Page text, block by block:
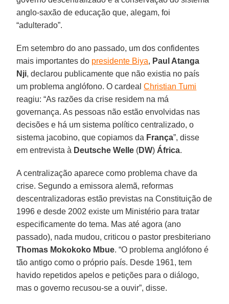
anglo-saxão de educação que, alegam, foi
“adulterado”.
Em setembro do ano passado, um dos confidentes
mais importantes do presidente Biya, Paul Atanga
Nji, declarou publicamente que não existia no país
um problema anglófono. O cardealChristian Tumi
reagiu: “As razões da crise residem na má
governança. As pessoas não estão envolvidas nas
decisões e há um sistema político centralizado, o
sistema jacobino, que copiamos da França”, disse
em entrevista à Deutsche Welle (DW) África.
A centralização aparece como problema chave da
crise. Segundo a emissora alemã, reformas
descentralizadoras estão previstas na Constituição de
1996 e desde 2002 existe um Ministério para tratar
especificamente do tema. Mas até agora (ano
passado), nada mudou, criticou o pastor presbiteriano
Thomas Mokokoko Mbue. “O problema anglófono é
tão antigo como o próprio país. Desde 1961, tem
havido repetidos apelos e petições para o diálogo,
mas o governo recusou-se a ouvir”, disse.